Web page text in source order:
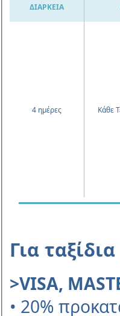
ΔΙΑΡΚΕΙΑ
4 ημέρες Κάθε
Για
>VISA,
• 20%